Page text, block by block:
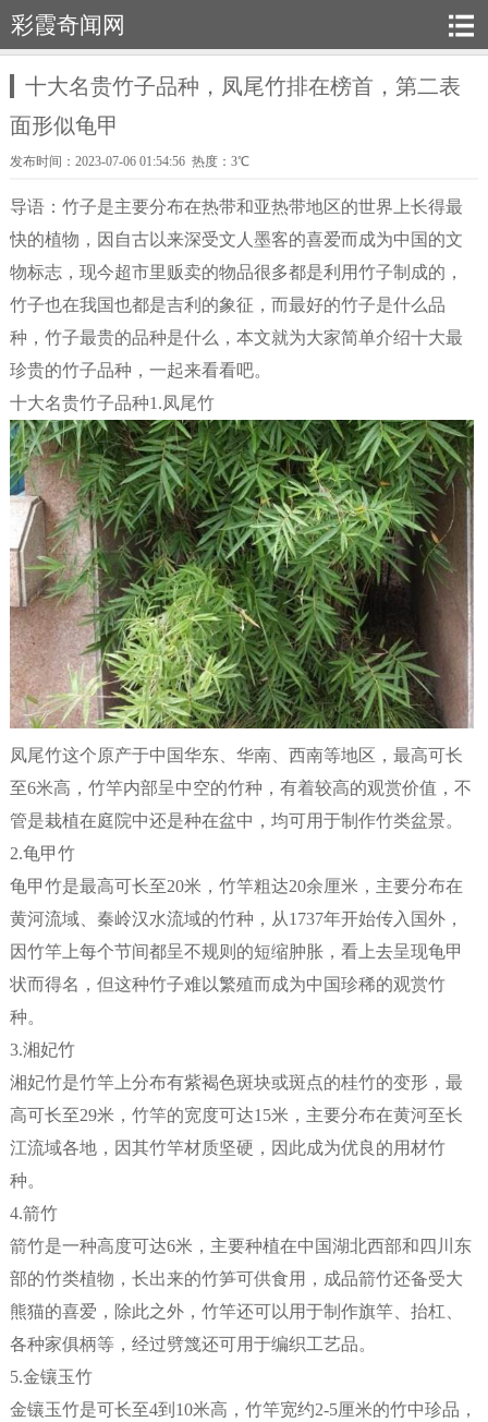
彩霞奇闻网
十大名贵竹子品种，凤尾竹排在榜首，第二表
面形似龟甲
发布时间：2023-07-06 01:54:56 热度：3℃
导语：竹子是主要分布在热带和亚热带地区的世界上长得最
快的植物，因自古以来深受文人墨客的喜爱而成为中国的文
物标志，现今超市里贩卖的物品很多都是利用竹子制成的，
竹子也在我国也都是吉利的象征，而最好的竹子是什么品
种，竹子最贵的品种是什么，本文就为大家简单介绍十大最
珍贵的竹子品种，一起来看看吧。
十大名贵竹子品种1.凤尾竹
凤尾竹这个原产于中国华东、华南、西南等地区，最高可长
至6米高，竹竿内部呈中空的竹种，有着较高的观赏价值，不
管是栽植在庭院中还是种在盆中，均可用于制作竹类盆景。
2.龟甲竹
龟甲竹是最高可长至20米，竹竿粗达20余厘米，主要分布在
黄河流域、秦岭汉水流域的竹种，从1737年开始传入国外，
因竹竿上每个节间都呈不规则的短缩肿胀，看上去呈现龟甲
状而得名，但这种竹子难以繁殖而成为中国珍稀的观赏竹
种。
3.湘妃竹
湘妃竹是竹竿上分布有紫褐色斑块或斑点的桂竹的变形，最
高可长至29米，竹竿的宽度可达15米，主要分布在黄河至长
江流域各地，因其竹竿材质坚硬，因此成为优良的用材竹
种。
4.箭竹
箭竹是一种高度可达6米，主要种植在中国湖北西部和四川东
部的竹类植物，长出来的竹笋可供食用，成品箭竹还备受大
熊猫的喜爱，除此之外，竹竿还可以用于制作旗竿、抬杠、
各种家俱柄等，经过劈篾还可用于编织工艺品。
5.金镶玉竹
金镶玉竹是可长至4到10米高，竹竿宽约2-5厘米的竹中珍品，